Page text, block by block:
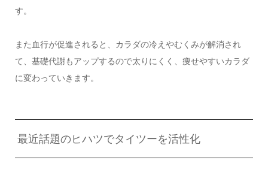
す。
また血行が促進されると、カラダの冷えやむくみが解消され
て、基礎代謝もアップするので太りにくく、痩せやすいカラダ
に変わっていきます。
最近話題のヒハツでタイツーを活性化